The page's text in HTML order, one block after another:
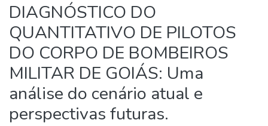
DIAGNÓSTICO DO
QUANTITATIVO DE PILOTOS
DO CORPO DE BOMBEIROS
MILITAR DE GOIÁS: Uma
análise do cenário atual e
perspectivas futuras.